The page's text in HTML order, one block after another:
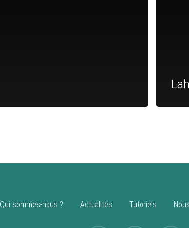
Qui sommes-nous ? Actualités Tutoriels